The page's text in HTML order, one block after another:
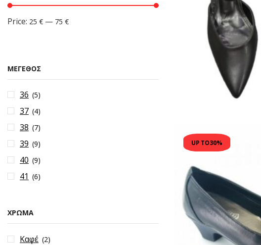
UP TO30%
Price: 25 € — 75 €
ΜΈΓΕΘΟΣ
36 (5)
37 (4)
38 (7)
39 (9)
40 (9)
41 (6)
ΧΡΏΜΑ
Καφέ (2)